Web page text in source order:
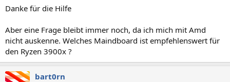
Danke für die Hilfe
Aber eine Frage bleibt immer noch, da ich mich mit Amd
nicht auskenne. Welches Maindboard ist empfehlenswert für
den Ryzen 3900x ?
bart0rn